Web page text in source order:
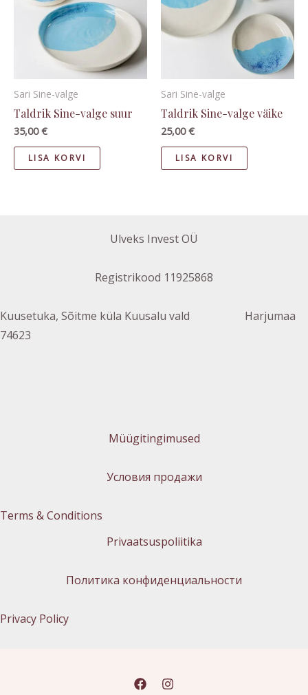
Sari Sine-valge
Taldrik Sine-valge suur
35,00€
LISA KORVI
Sari Sine-valge
Taldrik Sine-valge väike
25,00€
LISA KORVI
Ulveks Invest OÜ
Registrikood 11925868
Kuusetuka, Sõitme küla Kuusalu vald Harjumaa
74623
Müügitingimused
Условия продажи
Terms & Conditions
Privaatsuspoliitika
Политика конфиденциальности
Privacy Policy